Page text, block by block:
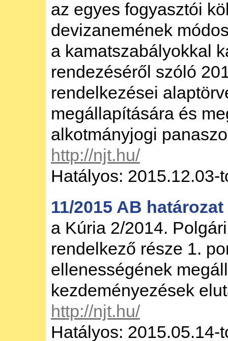
az egyes fogyasztói
devizanemének
a kamatszabályokkal
rendezéséről szóló
rendelkezései
megállapítására és
alkotmányjogi
http://njt.hu/
Hatályos: 2015.12.03-
11/2015 AB határozat
a Kúria 2/2014.
rendelkező része 1.
ellenességének
kezdeményezések
http://njt.hu/
Hatályos: 2015.05.14-